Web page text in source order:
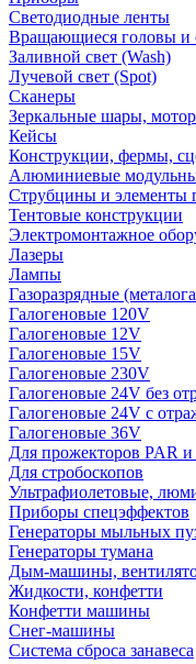
Светодиодные ленты
Вращающиеся головы и
Заливной свет (Wash)
Лучевой свет (Spot)
Сканеры
Зеркальные шары,
Кейсы
Конструкции, фермы,
Алюминиевые
Струбцины и элементы
Тентовые конструкции
Электромонтажное
Лазеры
Лампы
Газоразрядные
Галогеновые 120V
Галогеновые 12V
Галогеновые 15V
Галогеновые 230V
Галогеновые 24V без
Галогеновые 24V с
Галогеновые 36V
Для прожекторов PAR и
Для стробоскопов
Ультрафиолетовые,
Приборы спецэффектов
Генераторы мыльных
Генераторы тумана
Дым-машины,
Жидкости, конфетти
Конфетти машины
Снег-машины
Система сброса занавеса